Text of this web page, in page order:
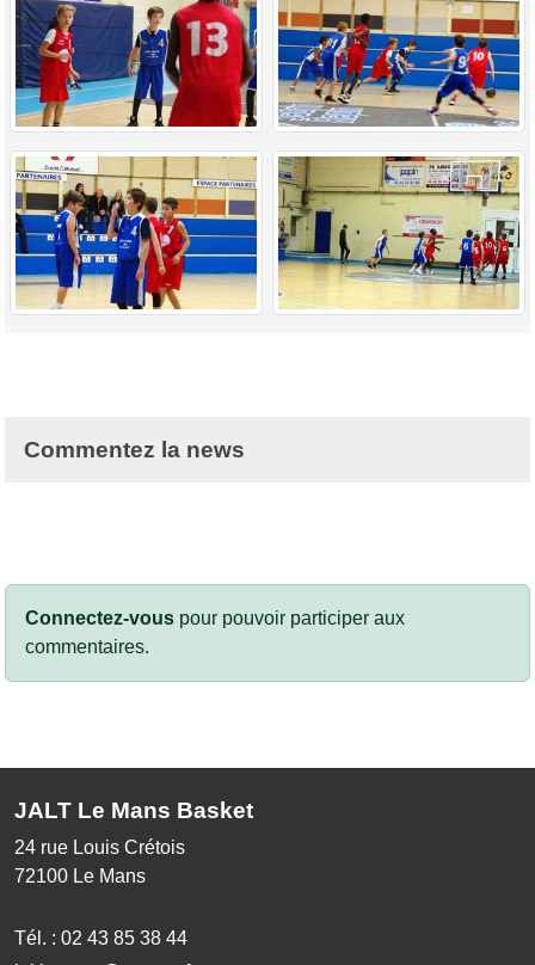
Commentez la news
Connectez-vous pour pouvoir participer aux
commentaires.
JALT Le Mans Basket
24 rue Louis Crétois
72100 Le Mans
Tél. : 02 43 85 38 44